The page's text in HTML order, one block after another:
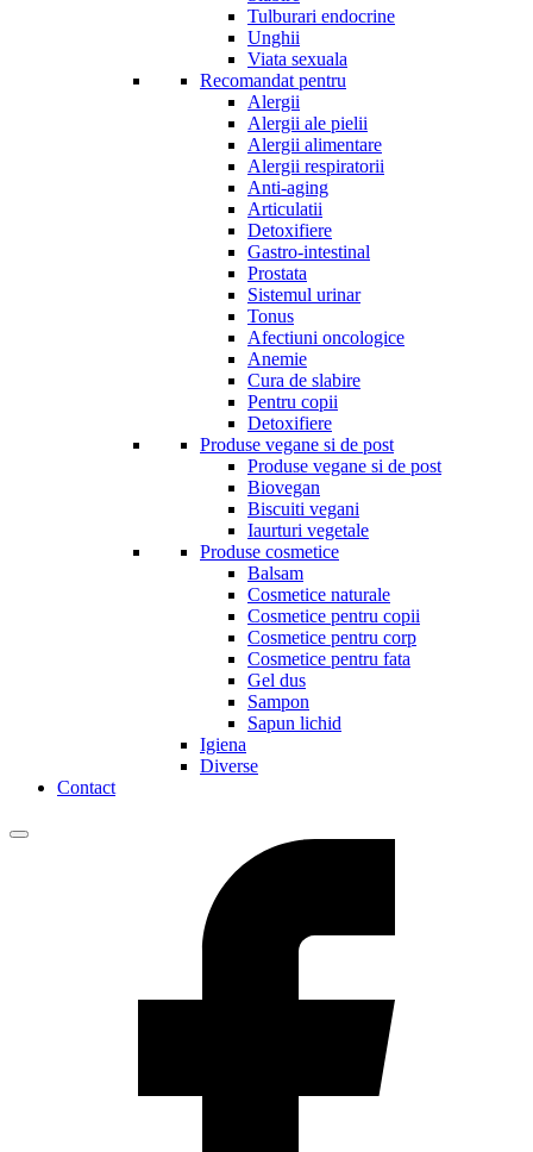
Tulburari endocrine
Unghii
Viata sexuala
Recomandat pentru
Alergii
Alergii ale pielii
Alergii alimentare
Alergii respiratorii
Anti-aging
Articulatii
Detoxifiere
Gastro-intestinal
Prostata
Sistemul urinar
Tonus
Afectiuni oncologice
Anemie
Cura de slabire
Pentru copii
Detoxifiere
Produse vegane si de post
Produse vegane si de post
Biovegan
Biscuiti vegani
Iaurturi vegetale
Produse cosmetice
Balsam
Cosmetice naturale
Cosmetice pentru copii
Cosmetice pentru corp
Cosmetice pentru fata
Gel dus
Sampon
Sapun lichid
Igiena
Diverse
Contact